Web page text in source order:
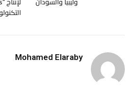
Mohamed Elaraby